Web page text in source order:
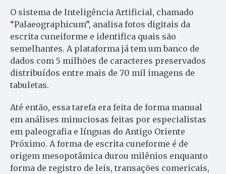
O sistema de Inteligência Artificial, chamado
“Palaeographicum”, analisa fotos digitais da
escrita cuneiforme e identifica quais são
semelhantes. A plataforma já tem um banco de
dados com 5 milhões de caracteres preservados
distribuídos entre mais de 70 mil imagens de
tabuletas.
Até então, essa tarefa era feita de forma manual
em análises minuciosas feitas por especialistas
em paleografia e línguas do Antigo Oriente
Próximo. A forma de escrita cuneforme é de
origem mesopotâmica durou milênios enquanto
forma de registro de leis, transações comericais,